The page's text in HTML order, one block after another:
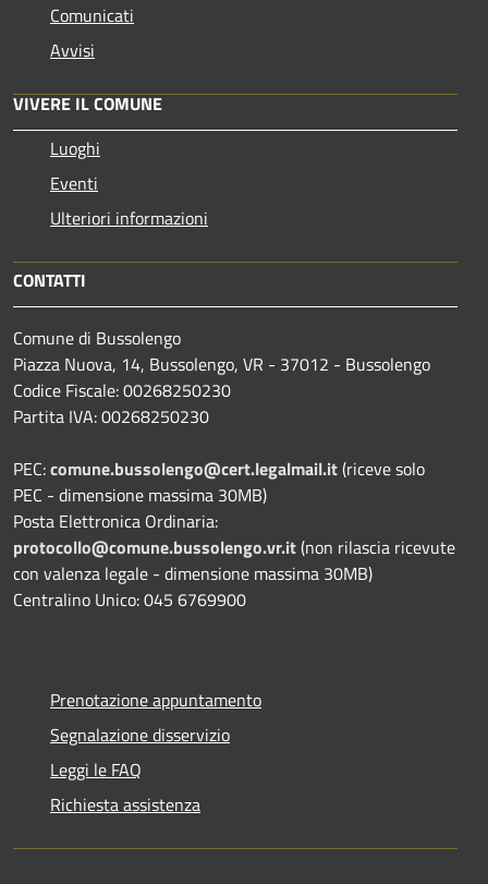
Comunicati
Avvisi
VIVERE IL COMUNE
Luoghi
Eventi
Ulteriori informazioni
CONTATTI
Comune di Bussolengo
Piazza Nuova, 14, Bussolengo, VR - 37012 - Bussolengo
Codice Fiscale: 00268250230
Partita IVA: 00268250230
PEC:comune.bussolengo@cert.legalmail.it(riceve solo
PEC - dimensione massima 30MB)
Posta Elettronica Ordinaria:
protocollo@comune.bussolengo.vr.it(non rilascia ricevute
con valenza legale - dimensione massima 30MB)
Centralino Unico: 045 6769900
Prenotazione appuntamento
Segnalazione disservizio
Leggi le FAQ
Richiesta assistenza